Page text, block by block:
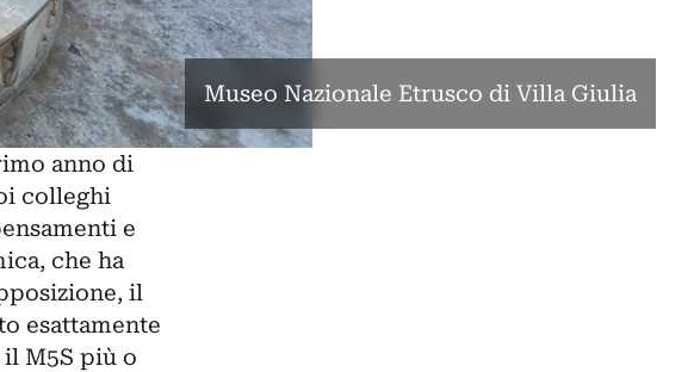
Museo Nazionale Etrusco di Villa Giulia
anno di
colleghi
e
che ha
il
esattamente
M5S più o